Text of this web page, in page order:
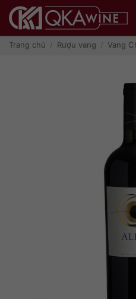
qua
dungTrang chủ / Rượu vang / Vang